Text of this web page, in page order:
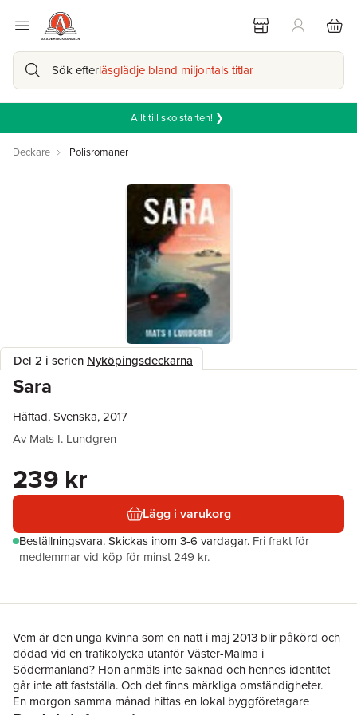
Sök efterläsglädje bland miljontals titlar
Allt till skolstarten! ❯
Deckare Polisromaner
Del 2 i serien Nyköpingsdeckarna
Sara
Häftad, Svenska, 2017
Av Mats I. Lundgren
239 kr
Lägg i varukorg
Beställningsvara.Skickas inom 3-6 vardagar. Fri frakt för
medlemmar vid köp för minst 249 kr.
Vem är den unga kvinna som en natt i maj 2013 blir påkörd och
dödad vid en trafikolycka utanför Väster-Malma i
Södermanland? Hon anmäls inte saknad och hennes identitet
går inte att fastställa. Och det finns märkliga omständigheter.
En morgon samma månad hittas en lokal byggföretagare